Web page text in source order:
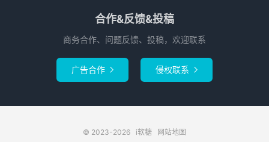
合作&反馈&投稿
商务合作、问题反馈、投稿，欢迎联系
广告合作  侵权联系 
© 2023-2026 i软糖
网站地图